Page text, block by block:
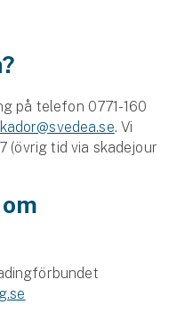
på telefon 0771-160
. Vi
(övrig tid via skadejour